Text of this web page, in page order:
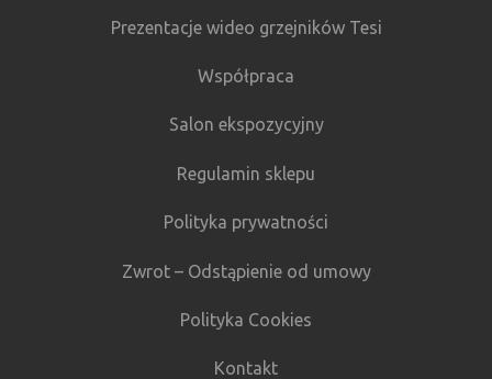
Prezentacje wideo grzejników Tesi
Współpraca
Salon ekspozycyjny
Regulamin sklepu
Polityka prywatności
Zwrot – Odstąpienie od umowy
Polityka Cookies
Kontakt